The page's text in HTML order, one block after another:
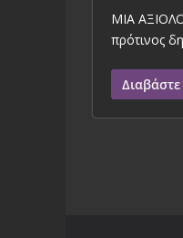
MIA
πρότινος